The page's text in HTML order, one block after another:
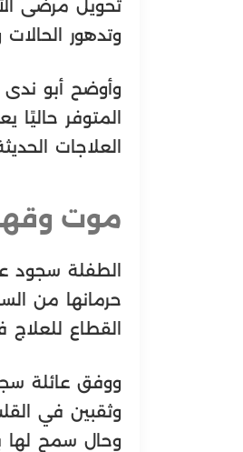
تحويل مرضى
وتدهور
وأوضح أبو ندى
العلاجات
موت
حرمانها من
القطاع للعلاج
ووفق عائلة
وثقبين في
وحال سمح لها